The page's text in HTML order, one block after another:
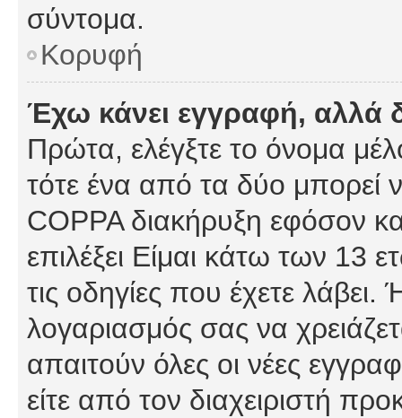
σύντομα.
Κορυφή
Έχω κάνει εγγραφή,
Πρώτα, ελέγξτε το όνομα
τότε ένα από τα δύο μπορεί
COPPA διακήρυξη εφόσον
επιλέξει Είμαι κάτω των 13
τις οδηγίες που έχετε λάβει.
λογαριασμός σας να
απαιτούν όλες οι νέες
είτε από τον διαχειριστή